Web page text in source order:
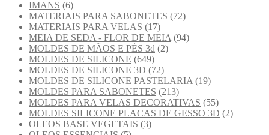
IMANS (6)
MATERIAIS PARA SABONETES (72)
MATERIAIS PARA VELAS (17)
MEIA DE SEDA - FLOR DE MEIA (94)
MOLDES DE MÃOS E PÉS 3d (2)
MOLDES DE SILICONE (649)
MOLDES DE SILICONE 3D (72)
MOLDES DE SILICONE PASTELARIA (19)
MOLDES PARA SABONETES (213)
MOLDES PARA VELAS DECORATIVAS (55)
MOLDES SILICONE PLACAS DE GESSO 3D (2)
OLEOS BASE VEGETAIS (3)